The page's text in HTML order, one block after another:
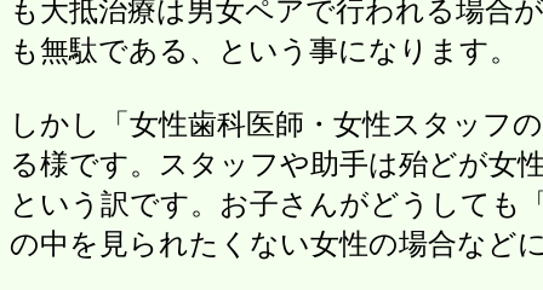
も大抵治療は男女ペアで行われる場合
も無駄である、という事になります。
しかし「女性歯科医師・女性スタッフ
る様です。スタッフや助手は殆どが女
という訳です。お子さんがどうしても
の中を見られたくない女性の場合など